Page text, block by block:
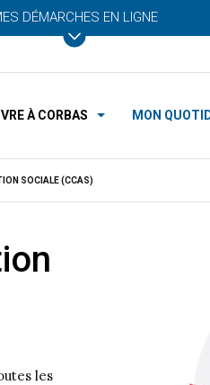
DÉMARCHES EN LIGNE
À CORBAS MON
SOCIALE (CCAS)
les